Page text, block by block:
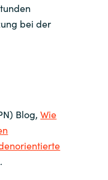
bei der
Blog,Wie